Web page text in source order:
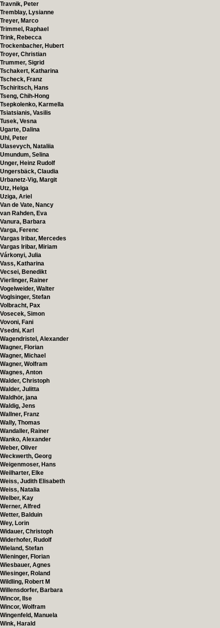
Travnik, Peter
Tremblay, Lysianne
Treyer, Marco
Trimmel, Raphael
Trink, Rebecca
Trockenbacher, Hubert
Troyer, Christian
Trummer, Sigrid
Tschakert, Katharina
Tscheck, Franz
Tschiritsch, Hans
Tseng, Chih-Hong
Tsepkolenko, Karmella
Tsiatsianis, Vasilis
Tusek, Vesna
Ugarte, Dalina
Uhl, Peter
Ulasevych, Nataliia
Umundum, Selina
Unger, Heinz Rudolf
Ungersbäck, Claudia
Urbanetz-Vig, Margit
Utz, Helga
Uziga, Ariel
Van de Vate, Nancy
van Rahden, Eva
Vanura, Barbara
Varga, Ferenc
Vargas Iribar, Mercedes
Vargas Iribar, Miriam
Várkonyi, Julia
Vass, Katharina
Vecsei, Benedikt
Vierlinger, Rainer
Vogelweider, Walter
Voglsinger, Stefan
Volbracht, Pax
Vosecek, Simon
Vovoni, Fani
Vsedni, Karl
Wagendristel, Alexander
Wagner, Florian
Wagner, Michael
Wagner, Wolfram
Wagnes, Anton
Walder, Christoph
Walder, Julitta
Waldhör, jana
Waldig, Jens
Wallner, Franz
Wally, Thomas
Wandaller, Rainer
Wanko, Alexander
Weber, Oliver
Weckwerth, Georg
Weigenmoser, Hans
Weilharter, Elke
Weiss, Judith Elisabeth
Weiss, Natalia
Welber, Kay
Werner, Alfred
Wetter, Balduin
Wey, Lorin
Widauer, Christoph
Widerhofer, Rudolf
Wieland, Stefan
Wieninger, Florian
Wiesbauer, Agnes
Wiesinger, Roland
Wildling, Robert M
Willensdorfer, Barbara
Wincor, Ilse
Wincor, Wolfram
Wingenfeld, Manuela
Wink, Harald